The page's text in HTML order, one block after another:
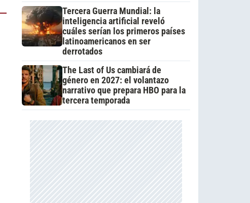
Tercera Guerra Mundial: la
inteligencia artificial reveló
cuáles serían los primeros países
latinoamericanos en ser
derrotados
The Last of Us cambiará de
género en 2027: el volantazo
narrativo que prepara HBO para la
tercera temporada